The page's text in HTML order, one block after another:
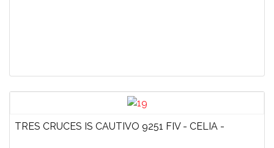
TRES CRUCES IS CAUTIVO 9251 FIV - CELIA -